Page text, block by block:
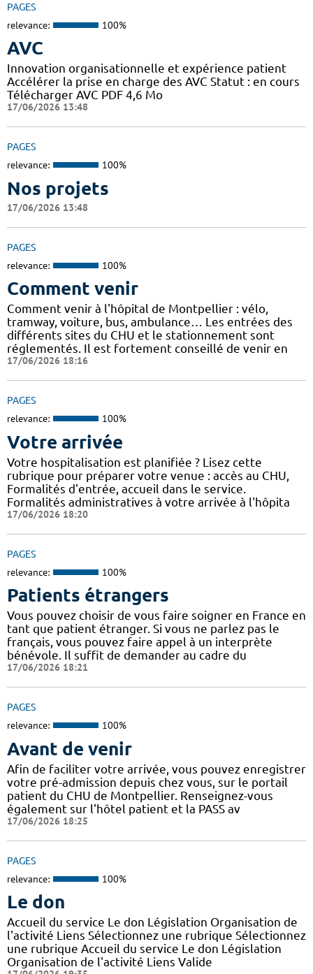
PAGES
relevance: 100%
AVC
Innovation organisationnelle et expérience patient
Accélérer la prise en charge des AVC Statut : en cours
Télécharger AVC PDF 4,6 Mo
17/06/2026 13:48
PAGES
relevance: 100%
Nos projets
17/06/2026 13:48
PAGES
relevance: 100%
Comment venir
Comment venir à l'hôpital de Montpellier : vélo,
tramway, voiture, bus, ambulance… Les entrées des
différents sites du CHU et le stationnement sont
réglementés. Il est fortement conseillé de venir en
17/06/2026 18:16
PAGES
relevance: 100%
Votre arrivée
Votre hospitalisation est planifiée ? Lisez cette
rubrique pour préparer votre venue : accès au CHU,
Formalités d'entrée, accueil dans le service.
Formalités administratives à votre arrivée à l'hôpita
17/06/2026 18:20
PAGES
relevance: 100%
Patients étrangers
Vous pouvez choisir de vous faire soigner en France en
tant que patient étranger. Si vous ne parlez pas le
français, vous pouvez faire appel à un interprète
bénévole. Il suffit de demander au cadre du
17/06/2026 18:21
PAGES
relevance: 100%
Avant de venir
Afin de faciliter votre arrivée, vous pouvez enregistrer
votre pré-admission depuis chez vous, sur le portail
patient du CHU de Montpellier. Renseignez-vous
également sur l'hôtel patient et la PASS av
17/06/2026 18:25
PAGES
relevance: 100%
Le don
Accueil du service Le don Législation Organisation de
l'activité Liens Sélectionnez une rubrique Sélectionnez
une rubrique Accueil du service Le don Législation
Organisation de l'activité Liens Valide